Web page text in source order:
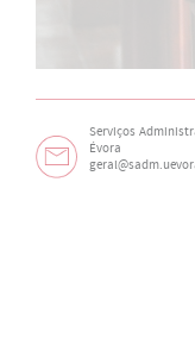
Serviços
Évora